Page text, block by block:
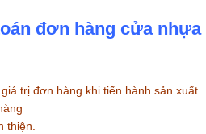
đơn hàng cửa nhựa
trị đơn hàng khi tiến hành sản xuất
thiện.